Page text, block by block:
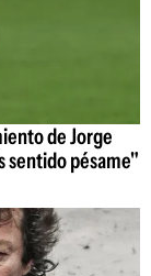
de Jorge
sentido pésame"